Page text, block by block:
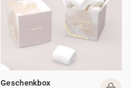
Geschenkbox